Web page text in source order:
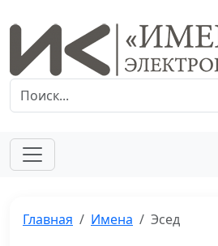
Главная Имена Эсед